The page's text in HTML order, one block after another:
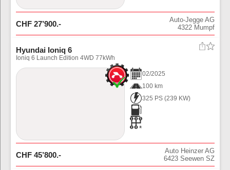
CHF 27’900.-
Auto-Jegge AG
4322 Mumpf
Hyundai Ioniq 6
Ioniq 6 Launch Edition 4WD 77kWh
02/2025
100 km
325 PS (239 KW)
CHF 45’800.-
Auto Heinzer AG
6423 Seewen SZ